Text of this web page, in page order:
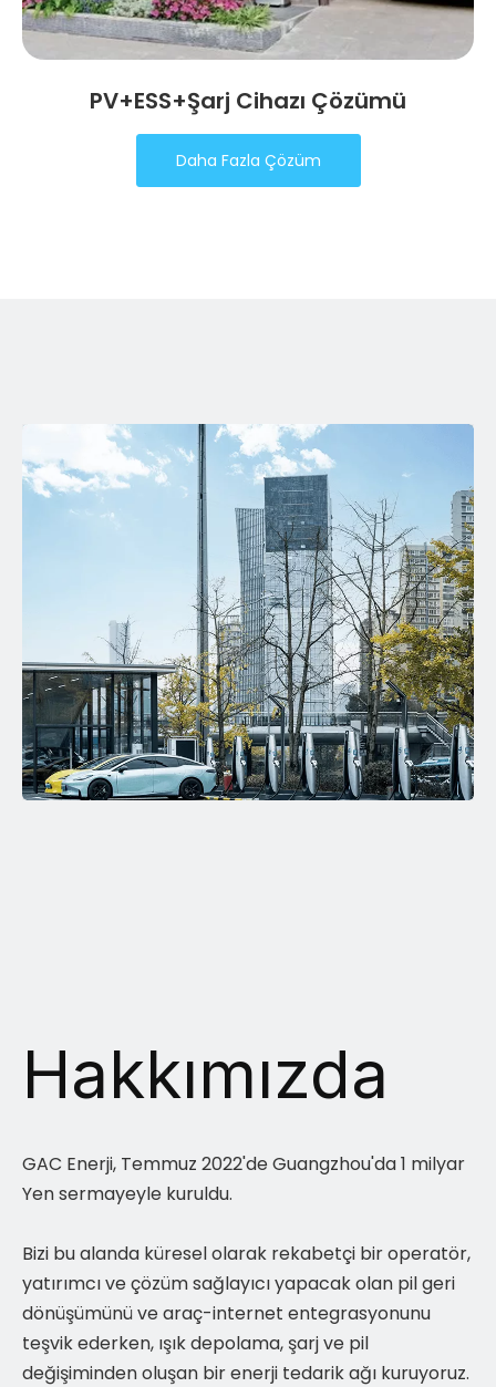
PV+ESS+Şarj Cihazı Çözümü
Daha Fazla Çözüm
Hakkımızda
GAC Enerji, Temmuz 2022'de Guangzhou'da 1 milyar
Yen sermayeyle kuruldu.
Bizi bu alanda küresel olarak rekabetçi bir operatör,
yatırımcı ve çözüm sağlayıcı yapacak olan pil geri
dönüşümünü ve araç-internet entegrasyonunu
teşvik ederken, ışık depolama, şarj ve pil
değişiminden oluşan bir enerji tedarik ağı kuruyoruz.